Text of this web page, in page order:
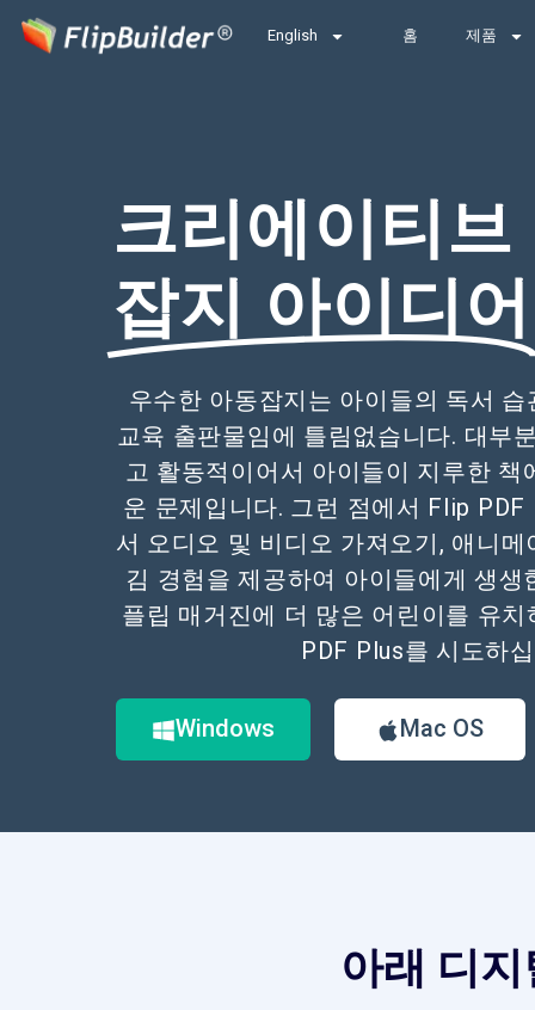
English 홈 제품
크리에이티브
잡지 아이디어
우수한 아동잡지는 아이들의 독서
교육 출판물임에 틀림없습니다. 대부
고 활동적이어서 아이들이 지루한 책
운 문제입니다. 그런 점에서 Flip
서 오디오 및 비디오 가져오기, 애니
김 경험을 제공하여 아이들에게 생생
플립 매거진에 더 많은 어린이를 유
PDF Plus를 시도하
Windows Mac OS
아래 디